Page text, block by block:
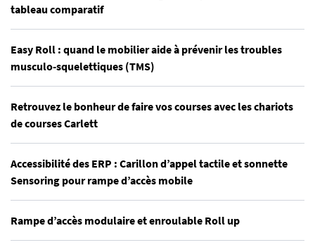
tableau comparatif
Easy Roll : quand le mobilier aide à prévenir les troubles
musculo-squelettiques (TMS)
Retrouvez le bonheur de faire vos courses avec les chariots
de courses Carlett
Accessibilité des ERP : Carillon d’appel tactile et sonnette
Sensoring pour rampe d’accès mobile
Rampe d’accès modulaire et enroulable Roll up